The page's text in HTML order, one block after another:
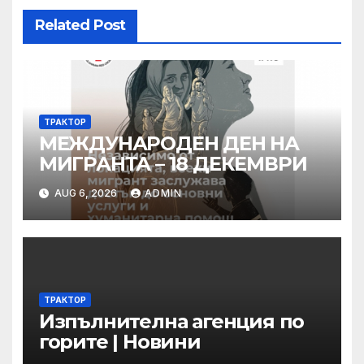
Related Post
ТРАКТОР
МЕЖДУНАРОДЕН ДЕН НА
МИГРАНТА – 18 ДЕКЕМВРИ
AUG 6, 2026 ADMIN
ТРАКТОР
Изпълнителна агенция по
горите | Новини